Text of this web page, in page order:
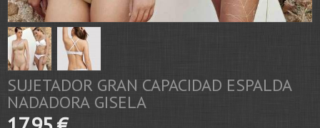
SUJETADOR GRAN CAPACIDAD ESPALDA
NADADORA GISELA